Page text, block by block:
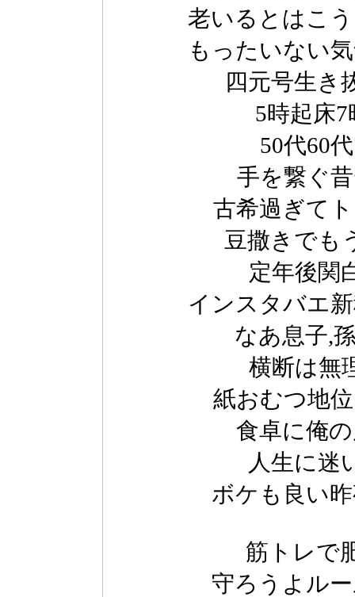
老いるとはこ
もったいない
四元号生き
5時起床
50代60
手を繋ぐ
古希過ぎて
豆撒きでも
定年後関
インスタバエ
なあ息子,
横断は無
紙おむつ地
食卓に俺
人生に迷
ボケも良い
筋トレで
守ろうよル